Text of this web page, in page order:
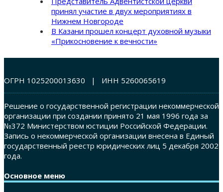
принял участие в двух мероприятиях в
Нижнем Новгороде
В Казани прошел концерт духовной музыки
«Прикосновение к вечности»
ОГРН 1025200013630 | ИНН 5260065619
Решение о государственной регистрации некоммерческой
организации при создании принято 21 мая 1996 года за
№372 Министерством юстиции Российской Федерации.
Запись о некоммерческой организации внесена в Единый
государственный реестр юридических лиц 5 декабря 2002
года.
Основное меню